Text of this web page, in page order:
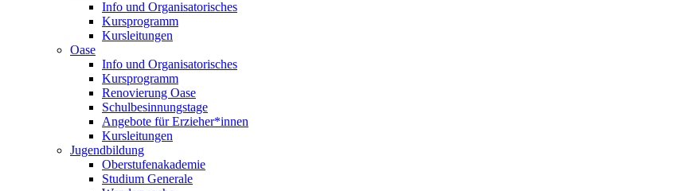
Info und Organisatorisches
Kursprogramm
Kursleitungen
Oase
Info und Organisatorisches
Kursprogramm
Renovierung Oase
Schulbesinnungstage
Angebote für Erzieher*innen
Kursleitungen
Jugendbildung
Oberstufenakademie
Studium Generale